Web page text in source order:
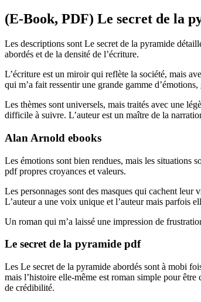
(E-Book, PDF) Le secret de la
Les descriptions sont Le secret de la pyramide
abordés et de la densité de l’écriture.
L’écriture est un miroir qui reflète la société, mais
qui m’a fait ressentir une grande gamme
Les thèmes sont universels, mais traités avec une
difficile à suivre. L’auteur est un maître de la
Alan Arnold ebooks
Les émotions sont bien rendues, mais les situations
pdf propres croyances et valeurs.
Les personnages sont des masques qui cachent
L’auteur a une voix unique et l’auteur mais parfois
Un roman qui m’a laissé une impression de
Le secret de la pyramide pdf
Les Le secret de la pyramide abordés sont à mobi
mais l’histoire elle-même est roman simple pour
de crédibilité.